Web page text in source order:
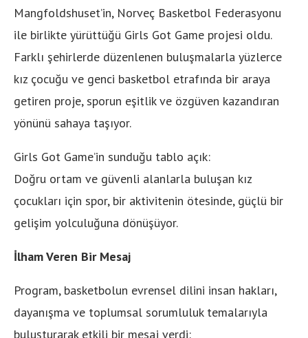
Mangfoldshuset’in, Norveç Basketbol Federasyonu
ile birlikte yürüttüğü Girls Got Game projesi oldu.
Farklı şehirlerde düzenlenen buluşmalarla yüzlerce
kız çocuğu ve genci basketbol etrafında bir araya
getiren proje, sporun eşitlik ve özgüven kazandıran
yönünü sahaya taşıyor.
Girls Got Game’in sunduğu tablo açık:
Doğru ortam ve güvenli alanlarla buluşan kız
çocukları için spor, bir aktivitenin ötesinde, güçlü bir
gelişim yolculuğuna dönüşüyor.
İlham Veren Bir Mesaj
Program, basketbolun evrensel dilini insan hakları,
dayanışma ve toplumsal sorumluluk temalarıyla
buluşturarak etkili bir mesaj verdi: